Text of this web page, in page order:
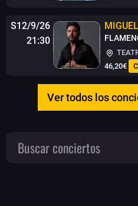
S12/9/26
21:30
46,20€
Ver todos los
Buscar conciertos